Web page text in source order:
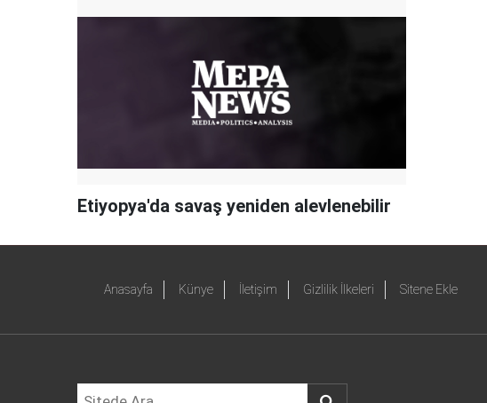
Etiyopya'da savaş yeniden alevlenebilir
Anasayfa Künye İletişim Gizlilik İlkeleri Sitene Ekle